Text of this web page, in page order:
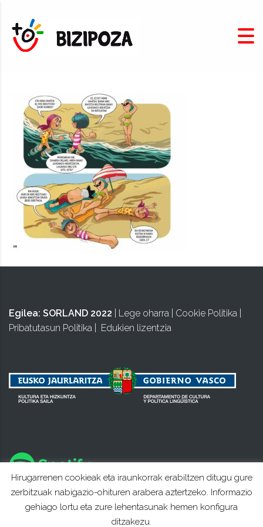
Egilea: SORLAND 2022 Lege oharra Cookie Politika
Pribatutasun Politika
Edukien lizentzia
Hirugarrenen cookieak eta iraunkorrak erabiltzen ditugu gure
zerbitzuak nabigazio-ohituren arabera aztertzeko. Informazio
gehiago lortu eta zure lehentasunak hemen konfigura
ditzakezu.